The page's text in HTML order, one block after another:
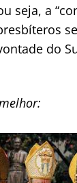
seja, a
do